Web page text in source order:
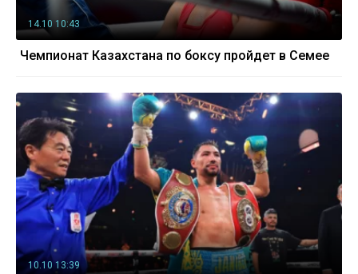
14.10 10:43
Чемпионат Казахстана по боксу пройдет в Семее
10.10 13:39